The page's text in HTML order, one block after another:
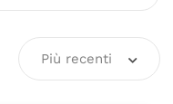
Più recenti